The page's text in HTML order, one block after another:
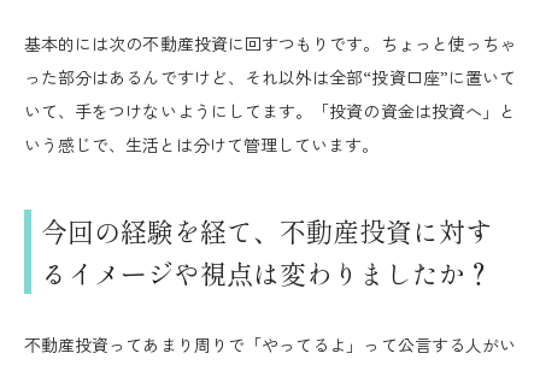
基本的には次の不動産投資に回すつもりです。ちょっと使っちゃ
った部分はあるんですけど、それ以外は全部“投資口座”に置いて
いて、手をつけないようにしてます。「投資の資金は投資へ」と
いう感じで、生活とは分けて管理しています。
今回の経験を経て、不動産投資に対す
るイメージや視点は変わりましたか？
不動産投資ってあまり周りで「やってるよ」って公言する人がい